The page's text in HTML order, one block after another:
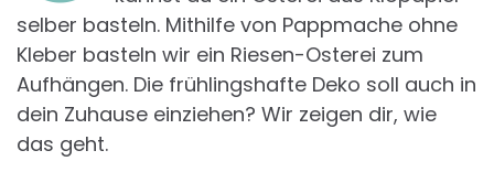
selber basteln. Mithilfe von Pappmache ohne
Kleber basteln wir ein Riesen-Osterei zum
Aufhängen. Die frühlingshafte Deko soll auch in
dein Zuhause einziehen? Wir zeigen dir, wie
das geht.